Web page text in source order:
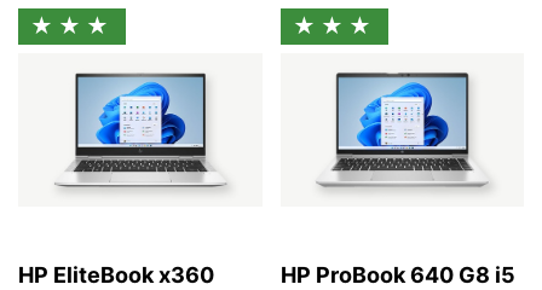
★★★
HP EliteBook x360
★★★
HP ProBook 640 G8 i5